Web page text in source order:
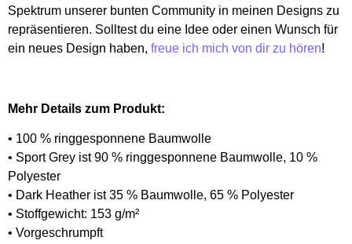
Spektrum unserer bunten Community in meinen Designs zu
repräsentieren. Solltest du eine Idee oder einen Wunsch für
ein neues Design haben, freue ich mich von dir zu hören!
Mehr Details zum Produkt:
• 100 % ringgesponnene Baumwolle
• Sport Grey ist 90 % ringgesponnene Baumwolle, 10 %
Polyester
• Dark Heather ist 35 % Baumwolle, 65 % Polyester
• Stoffgewicht: 153 g/m²
• Vorgeschrumpft